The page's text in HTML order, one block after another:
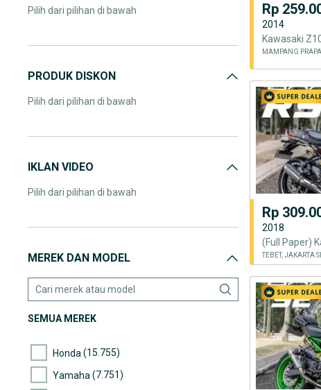
Pilih dari pilihan di bawah
PRODUK DISKON
Pilih dari pilihan di bawah
IKLAN VIDEO
Pilih dari pilihan di bawah
MEREK DAN MODEL
SEMUA MEREK
Honda (15.755)
Yamaha (7.751)
Rp
2014
Rp
2018
TEBET, JAKARTA